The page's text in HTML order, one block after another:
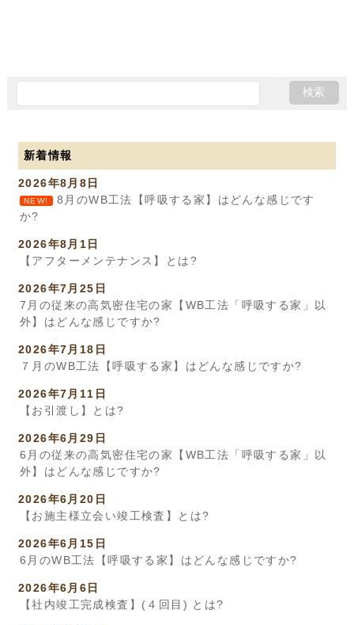
新着情報
2026年8月8日
NEW!
8月のWB工法【呼吸する家】はどんな感じです
か?
2026年8月1日
【アフターメンテナンス】とは?
2026年7月25日
7月の従来の高気密住宅の家【WB工法「呼吸する家」以
外】はどんな感じですか?
2026年7月18日
７月のWB工法【呼吸する家】はどんな感じですか?
2026年7月11日
【お引渡し】とは?
2026年6月29日
6月の従来の高気密住宅の家【WB工法「呼吸する家」以
外】はどんな感じですか?
2026年6月20日
【お施主様立会い竣工検査】とは?
2026年6月15日
6月のWB工法【呼吸する家】はどんな感じですか?
2026年6月6日
【社内竣工完成検査】(４回目) とは?